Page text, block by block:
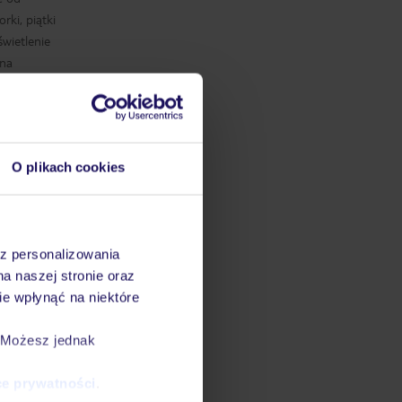
O plikach cookies
personalizowania
naszej stronie oraz
wpłynąć na niektóre
jednak
prywatności
piątki
Inne
i